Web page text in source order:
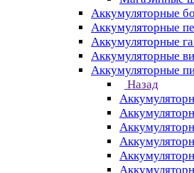
Аккумуляторные
Аккумуляторные
Аккумуляторные
Аккумуляторные
Аккумуляторные
Назад